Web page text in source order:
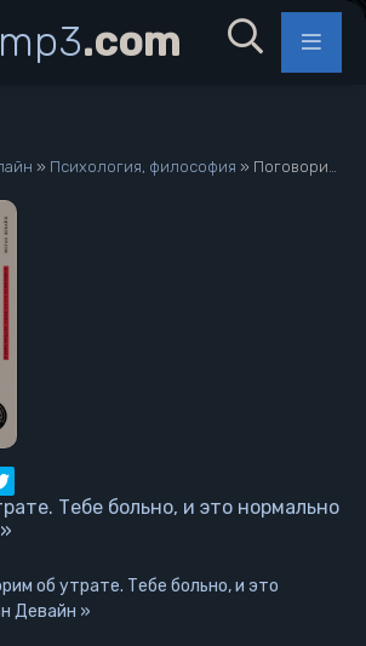
» Психология, философия » Поговорим об утрате. Тебе больно, и это нормально - Меган Девайн »
Тебе больно, и это нормально
об утрате. Тебе больно, и это
Девайн »
mp3.com